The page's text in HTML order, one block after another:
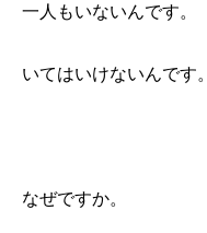
一人もいないんです。
いてはいけないんです。
なぜですか。